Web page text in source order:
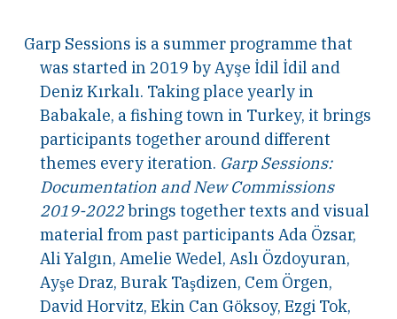
Garp Sessions is a summer programme that
was started in 2019 by Ayşe İdil İdil and
Deniz Kırkalı. Taking place yearly in
Babakale, a fishing town in Turkey, it brings
participants together around different
themes every iteration. Garp Sessions:
Documentation and New Commissions
2019-2022brings together texts and visual
material from past participants Ada Özsar,
Ali Yalgın, Amelie Wedel, Aslı Özdoyuran,
Ayşe Draz, Burak Taşdizen, Cem Örgen,
David Horvitz, Ekin Can Göksoy, Ezgi Tok,